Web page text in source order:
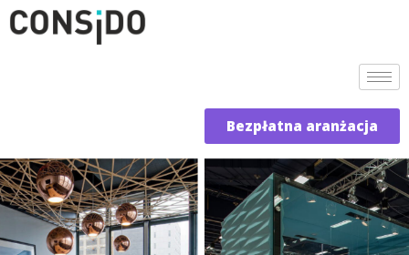
Bezpłatna aranżacja